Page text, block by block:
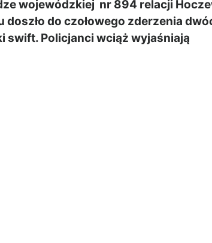
wojewódzkiej nr 894 relacji
doszło do czołowego zderzenia
swift. Policjanci wciąż wyjaśniają